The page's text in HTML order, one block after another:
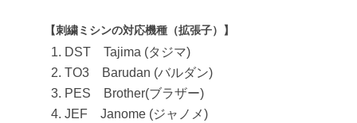
【刺繍ミシンの対応機種（拡張子）】
DST Tajima (タジマ)
TO3 Barudan (バルダン)
PES Brother(ブラザー)
JEF Janome (ジャノメ)